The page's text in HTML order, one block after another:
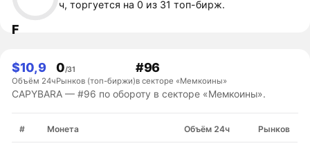
F
ч, торгуется на 0 из 31 топ-бирж.
$10,9
Объём 24ч
0/31
Рынков (топ-биржи)
#96
в секторе «Мемкоины»
CAPYBARA — #96 по обороту в секторе «Мемкоины».
# Монета Объём 24ч Рынков